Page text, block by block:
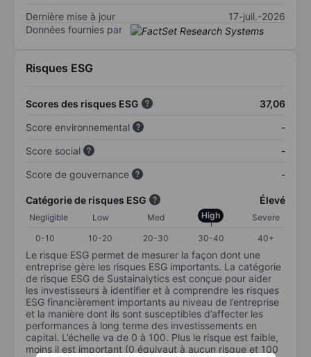
Dernière mise à jour
17-juil.-2026
Données fournies par
Risques ESG
Scores des risques ESG
37,06
Score environnemental
-
Score social
-
Score de gouvernance
-
Catégorie de risques ESG Élevé
Negligible Low Med High
Severe
0-10
10-20 20-30 30-40 40+
Le risque ESG permet de mesurer la façon dont une
entreprise gère les risques ESG importants. La catégorie
de risque ESG de Sustainalytics est conçue pour aider
les investisseurs à identifier et à comprendre les risques
ESG financièrement importants au niveau de l’entreprise
et la manière dont ils sont susceptibles d’affecter les
performances à long terme des investissements en
capital. L’échelle va de 0 à 100. Plus le risque est faible,
moins il est important (0 équivaut à aucun risque et 100